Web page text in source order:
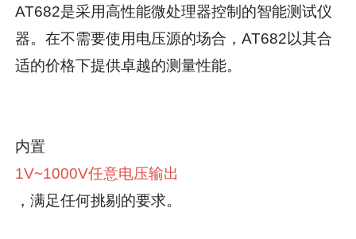
AT682是采用高性能微处理器控制的智能测试仪
器。在不需要使用电压源的场合，AT682以其合
适的价格下提供卓越的测量性能。
内置
1V~1000V任意电压输出
，满足任何挑剔的要求。